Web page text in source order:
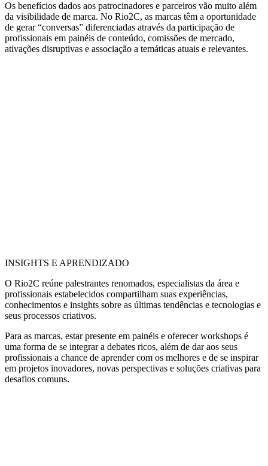
Os benefícios dados aos patrocinadores e parceiros vão muito além
da visibilidade de marca. No Rio2C, as marcas têm a oportunidade
de gerar “conversas” diferenciadas através da participação de
profissionais em painéis de conteúdo, comissões de mercado,
ativações disruptivas e associação a temáticas atuais e relevantes.
INSIGHTS E APRENDIZADO
O Rio2C reúne palestrantes renomados, especialistas da área e
profissionais estabelecidos compartilham suas experiências,
conhecimentos e insights sobre as últimas tendências e tecnologias e
seus processos criativos.
Para as marcas, estar presente em painéis e oferecer workshops é
uma forma de se integrar a debates ricos, além de dar aos seus
profissionais a chance de aprender com os melhores e de se inspirar
em projetos inovadores, novas perspectivas e soluções criativas para
desafios comuns.